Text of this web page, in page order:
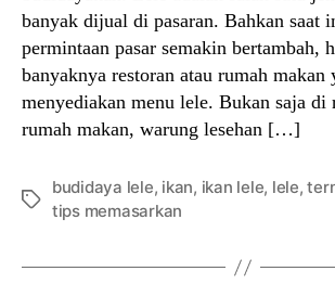
banyak dijual di pasaran. Bahkan saat
permintaan pasar semakin bertambah,
banyaknya restoran atau rumah makan
menyediakan menu lele. Bukan saja di
rumah makan, warung lesehan […]
Tags
budidaya lele, ikan, ikan lele, lele,
tips memasarkan